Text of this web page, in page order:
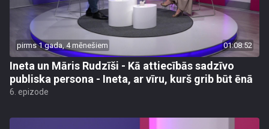
pirms 1 gada, 4 mēnešiem 01:08:52
Ineta un Māris Rudzīši - Kā attiecībās sadzīvo
publiska persona - Ineta, ar vīru, kurš grib būt ēnā
6. epizode